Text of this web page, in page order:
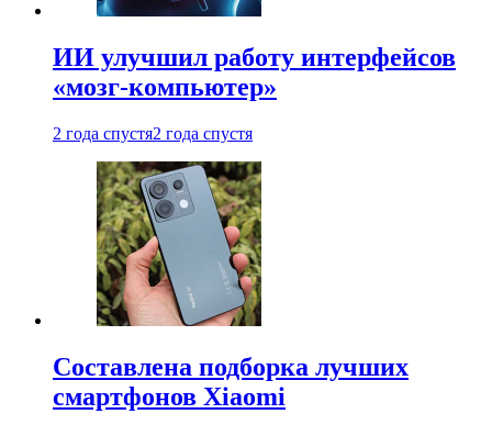
ИИ улучшил работу интерфейсов
«мозг-компьютер»
2 года спустя2 года спустя
Составлена подборка лучших
смартфонов Xiaomi